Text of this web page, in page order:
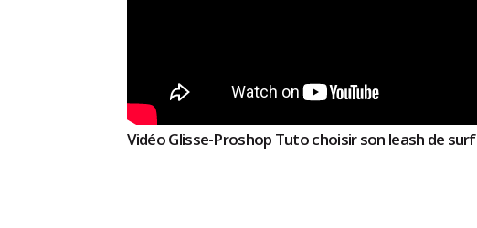
Vidéo Glisse-Proshop Tuto choisir son leash de surf